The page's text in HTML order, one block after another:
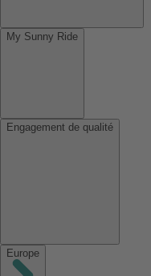
My Sunny Ride
Engagement de qualité
Europe